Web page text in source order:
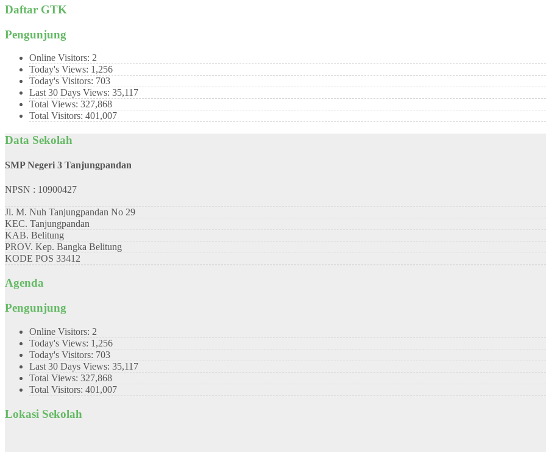
Daftar GTK
Pengunjung
Online Visitors: 2
Today's Views: 1,256
Today's Visitors: 703
Last 30 Days Views: 35,117
Total Views: 327,868
Total Visitors: 401,007
Data Sekolah
SMP Negeri 3 Tanjungpandan
NPSN : 10900427
Jl. M. Nuh Tanjungpandan No 29
KEC. Tanjungpandan
KAB. Belitung
PROV. Kep. Bangka Belitung
KODE POS 33412
Agenda
Pengunjung
Online Visitors: 2
Today's Views: 1,256
Today's Visitors: 703
Last 30 Days Views: 35,117
Total Views: 327,868
Total Visitors: 401,007
Lokasi Sekolah